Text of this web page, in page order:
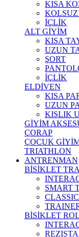
KISA
İÇLİK
ALT GİYİM
KISA
UZUN
ŞORT
İÇLİK
ELDİVEN
KISA
UZUN
KIŞLIK
GİYİM
ÇORAP
ÇOCUK
TRIATHLON
ANTRENMAN
BİSİKLET
SMART
BİSİKLET